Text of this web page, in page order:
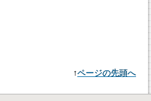
↑ページの先頭へ